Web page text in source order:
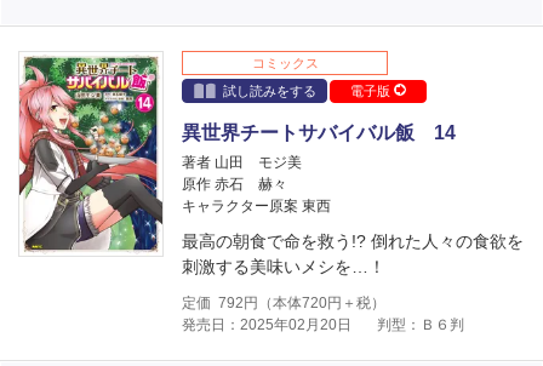
コミックス
試し読みをする
電子版
異世界チートサバイバル飯 14
著者 山田 モジ美
原作 赤石 赫々
キャラクター原案 東西
最高の朝食で命を救う!? 倒れた人々の食欲を
刺激する美味いメシを…！
定価 792 円（本体720円＋税）
発売日：2025年02月20日
判型：Ｂ６判